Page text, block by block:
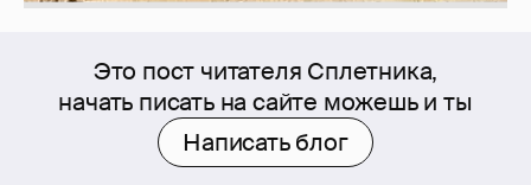
Это пост читателя Сплетника,
начать писать на сайте можешь и ты
Написать блог